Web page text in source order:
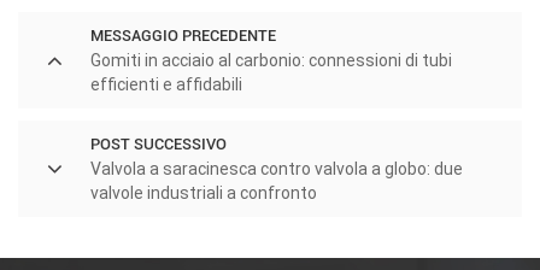
MESSAGGIO PRECEDENTE
Gomiti in acciaio al carbonio: connessioni di tubi
efficienti e affidabili
POST SUCCESSIVO
Valvola a saracinesca contro valvola a globo: due
valvole industriali a confronto